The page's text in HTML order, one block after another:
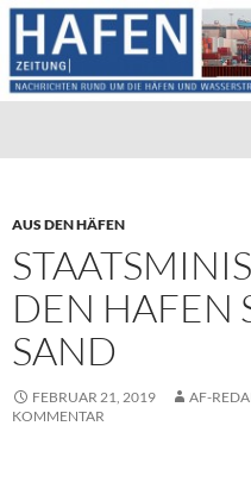
AUS DEN HÄFEN
DEN HAFEN
SAND
FEBRUAR 21, 2019 AF-
KOMMENTAR